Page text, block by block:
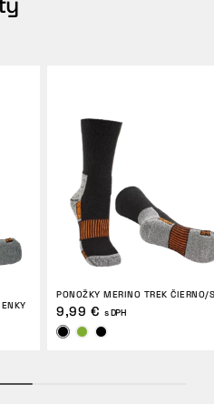
PONOŽKY MERINO TREK ČIERNO/
9,99 € s DPH